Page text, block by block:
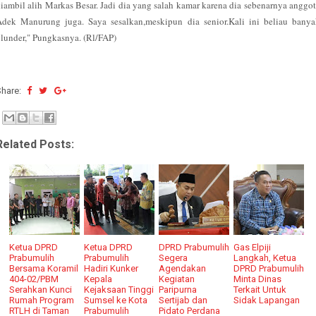
alih Markas Besar. Jadi dia yang salah kamar karena dia sebenarnya
Manurung juga. Saya sesalkan,meskipun dia senior.Kali ini beliau
Pungkasnya. (Rl/FAP)
Posts:
Ketua DPRD
Prabumulih
Bersama Koramil
404-02/PBM
Serahkan Kunci
Rumah Program
RTLH di Taman
Ketua DPRD
Prabumulih
Hadiri Kunker
Kepala
Kejaksaan Tinggi
Sumsel ke Kota
Prabumulih
DPRD Prabumulih
Segera
Agendakan
Kegiatan
Paripurna
Sertijab dan
Pidato Perdana
Gas Elpiji
Langkah, Ketua
DPRD Prabumulih
Minta Dinas
Terkait Untuk
Sidak Lapangan